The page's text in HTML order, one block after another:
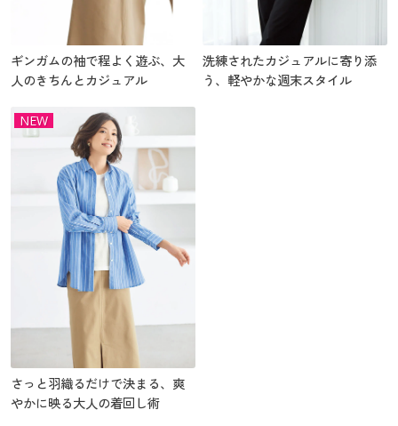
ギンガムの袖で程よく遊ぶ、大
人のきちんとカジュアル
洗練されたカジュアルに寄り添
う、軽やかな週末スタイル
NEW
さっと羽織るだけで決まる、爽
やかに映る大人の着回し術